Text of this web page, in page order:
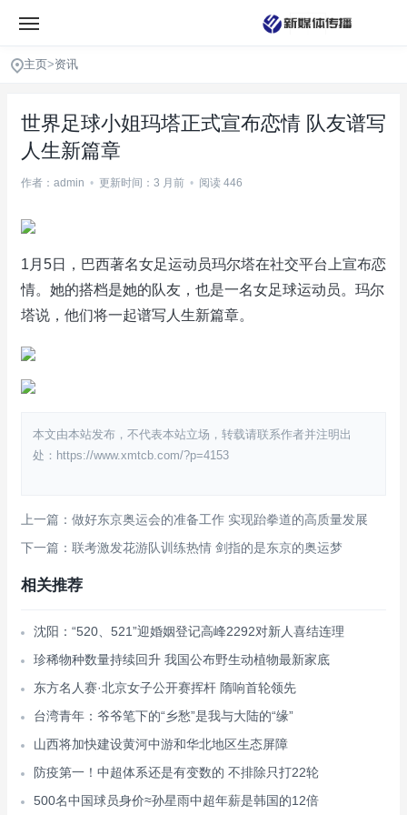
主页>资讯
世界足球小姐玛塔正式宣布恋情 队友谱写
人生新篇章
作者：admin • 更新时间：3 月前 • 阅读 446
1月5日，巴西著名女足运动员玛尔塔在社交平台上宣布恋
情。她的搭档是她的队友，也是一名女足球运动员。玛尔
塔说，他们将一起谱写人生新篇章。
本文由本站发布，不代表本站立场，转载请联系作者并注明出
处：https://www.xmtcb.com/?p=4153
上一篇：做好东京奥运会的准备工作 实现跆拳道的高质量发展
下一篇：联考激发花游队训练热情 剑指的是东京的奥运梦
相关推荐
沈阳：“520、521”迎婚姻登记高峰2292对新人喜结连理
珍稀物种数量持续回升 我国公布野生动植物最新家底
东方名人赛·北京女子公开赛挥杆 隋响首轮领先
台湾青年：爷爷笔下的“乡愁”是我与大陆的“缘”
山西将加快建设黄河中游和华北地区生态屏障
防疫第一！中超体系还是有变数的 不排除只打22轮
500名中国球员身价≈孙星雨中超年薪是韩国的12倍